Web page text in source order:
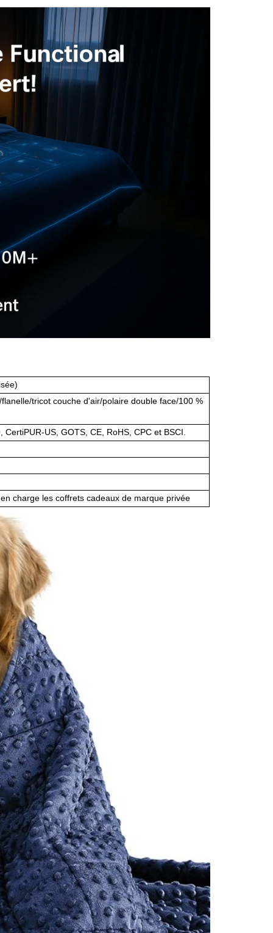
tricot couche d'air/polaire double face/100 %
CertiPUR-US, GOTS, CE, RoHS, CPC et BSCI.
charge les coffrets cadeaux de marque privée